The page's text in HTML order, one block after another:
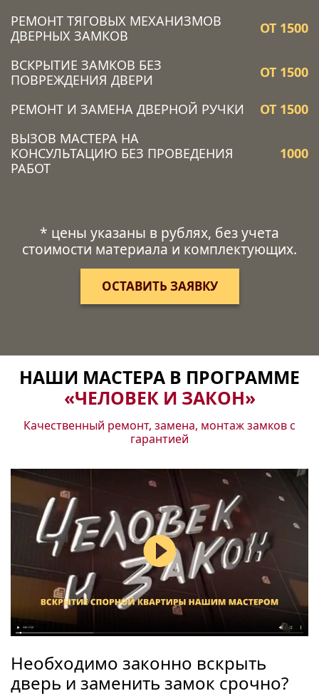
РЕМОНТ ТЯГОВЫХ МЕХАНИЗМОВ
ДВЕРНЫХ ЗАМКОВ
ОТ 1500
ВСКРЫТИЕ ЗАМКОВ БЕЗ
ПОВРЕЖДЕНИЯ ДВЕРИ
ОТ 1500
РЕМОНТ И ЗАМЕНА ДВЕРНОЙ РУЧКИ
ОТ 1500
ВЫЗОВ МАСТЕРА НА
КОНСУЛЬТАЦИЮ БЕЗ ПРОВЕДЕНИЯ
РАБОТ
1000
* цены указаны в рублях, без учета
стоимости материала и комплектующих.
ОСТАВИТЬ ЗАЯВКУ
НАШИ МАСТЕРА В ПРОГРАММЕ
«ЧЕЛОВЕК И ЗАКОН»
Качественный ремонт, замена, монтаж замков с
гарантией
Необходимо законно вскрыть
дверь и заменить замок срочно?